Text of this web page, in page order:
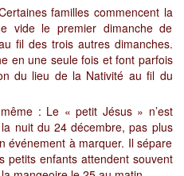
familles commencent la
vide le premier dimanche de
fil des trois autres dimanches.
en une seule fois et font parfois
du lieu de la Nativité au fil du
: Le « petit Jésus » n’est
nuit du 24 décembre, pas plus
événement à marquer. Il sépare
petits enfants attendent souvent